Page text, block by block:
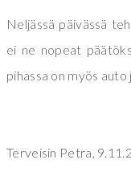
Neljässä päivässä
ei ne nopeat
pihassa on myös
Terveisin Petra,